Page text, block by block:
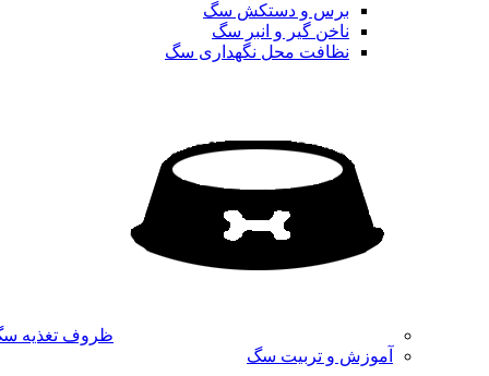
برس و دستکش سگ
ناخن گیر و انبر سگ
نظافت محل نگهداری سگ
ظروف تغذیه
آموزش و تربیت سگ